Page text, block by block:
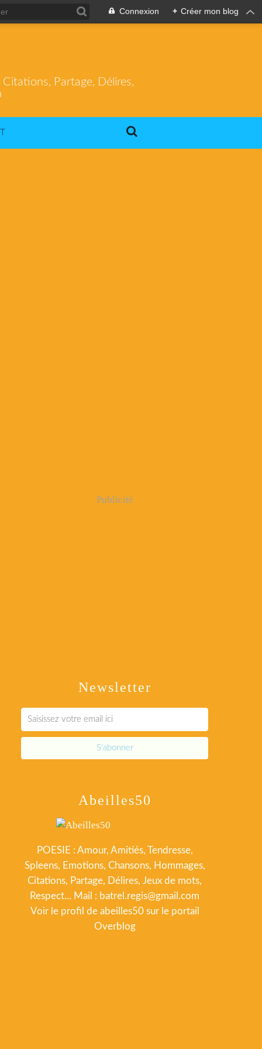
Connexion + Créer mon blog
Partage, Délires,
Newsletter
Publicité
Abeilles50
POESIE : Amour, Amitiés, Tendresse,
Spleens, Emotions, Chansons, Hommages,
Citations, Partage, Délires, Jeux de mots,
Respect... Mail : batrel.regis@gmail.com
Voir le profil de abeilles50sur le portail
Overblog